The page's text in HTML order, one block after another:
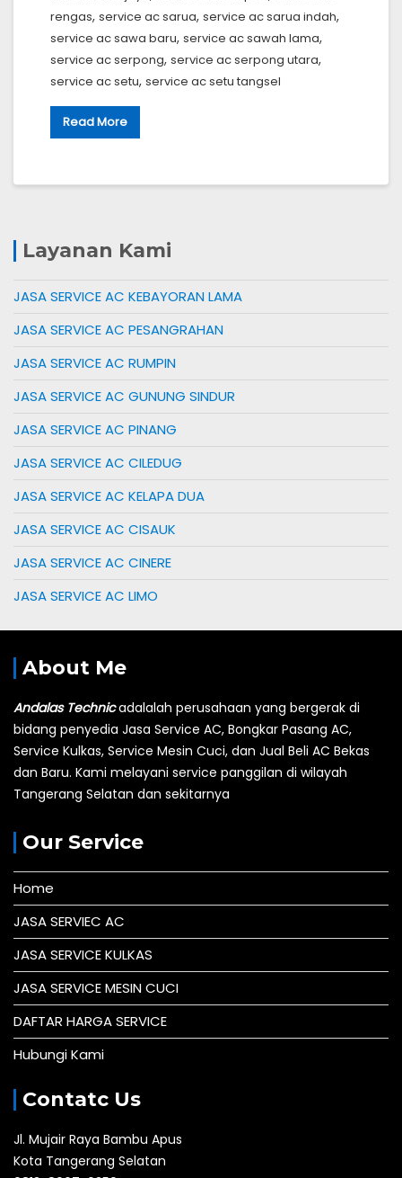
rengas, service ac sarua, service ac sarua indah,
service ac sawa baru, service ac sawah lama,
service ac serpong, service ac serpong utara,
service ac setu, service ac setu tangsel
Read More
Layanan Kami
JASA SERVICE AC KEBAYORAN LAMA
JASA SERVICE AC PESANGRAHAN
JASA SERVICE AC RUMPIN
JASA SERVICE AC GUNUNG SINDUR
JASA SERVICE AC PINANG
JASA SERVICE AC CILEDUG
JASA SERVICE AC KELAPA DUA
JASA SERVICE AC CISAUK
JASA SERVICE AC CINERE
JASA SERVICE AC LIMO
About Me
Andalas Technicadalalah perusahaan yang bergerak di
bidang penyedia Jasa Service AC, Bongkar Pasang AC,
Service Kulkas, Service Mesin Cuci, dan Jual Beli AC Bekas
dan Baru. Kami melayani service panggilan di wilayah
Tangerang Selatan dan sekitarnya
Our Service
Home
JASA SERVIEC AC
JASA SERVICE KULKAS
JASA SERVICE MESIN CUCI
DAFTAR HARGA SERVICE
Hubungi Kami
Contatc Us
Jl. Mujair Raya Bambu Apus
Kota Tangerang Selatan